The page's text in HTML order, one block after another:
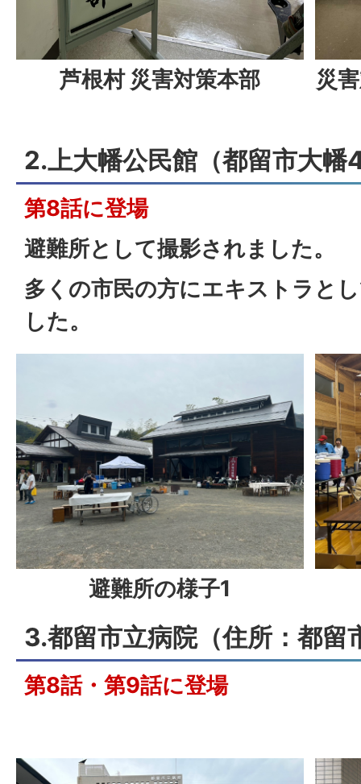
芦根村 災害対策本部 災
2.上大幡公民館（都留市大
第8話に登場
避難所として撮影されました。
多くの市民の方にエキストラと
した。
避難所の様子1
3.都留市立病院（住所：都
第8話・第9話に登場